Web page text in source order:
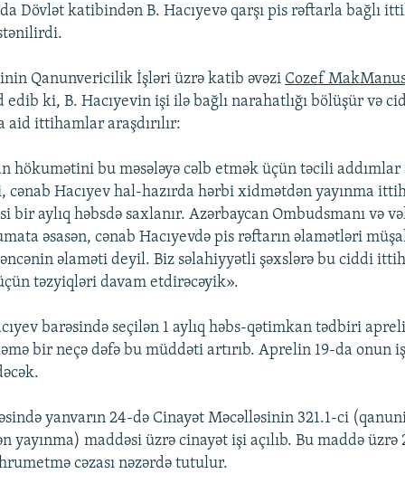
Dövlət katibindən B. Hacıyevə qarşı pis rəftarla bağlı
Qanunvericilik İşləri üzrə katib əvəzi Cozef
edib ki, B. Hacıyevin işi ilə bağlı narahatlığı bölüşür və
aid ittihamlar araşdırılır:
hökumətini bu məsələyə cəlb etmək üçün təcili addımlar
cənab Hacıyev hal-hazırda hərbi xidmətdən yayınma
bir aylıq həbsdə saxlanır. Azərbaycan Ombudsmanı və
əsasən, cənab Hacıyevdə pis rəftarın əlamətləri
əlaməti deyil. Biz səlahiyyətli şəxslərə bu ciddi
təzyiqləri davam etdirəcəyik».
barəsində seçilən 1 aylıq həbs-qətimkan tədbiri
bir neçə dəfə bu müddəti artırıb. Aprelin 19-da onun
yanvarın 24-də Cinayət Məcəlləsinin 321.1-ci
yayınma) maddəsi üzrə cinayət işi açılıb. Bu maddə üzrə
cəzası nəzərdə tutulur.